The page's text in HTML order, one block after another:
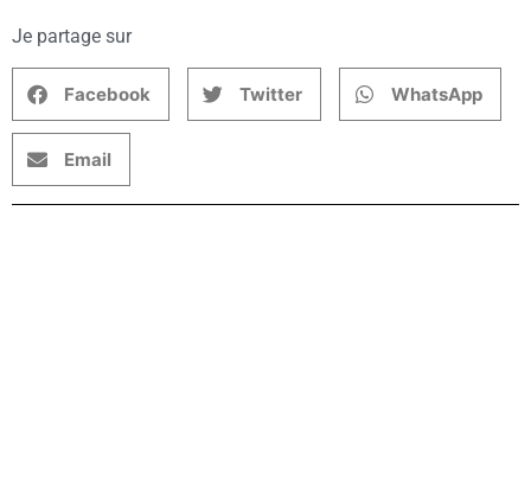
Je partage sur
Facebook Twitter WhatsApp
Email